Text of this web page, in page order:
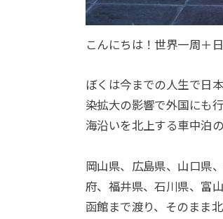
こんにちは！世界一周＋
ぼくは今までの人生で日
染拡大の影響で外国にも
海沿いを北上する車中泊
岡山県、広島県、山口県
府、福井県、石川県、富
函館まで渡り、そのまま